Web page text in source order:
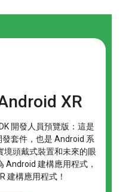
XR
開發人員預覽版：這是
套件，也是 Android 系
境頭戴式裝置和未來的眼
Android 建構應用程式，
建構應用程式！